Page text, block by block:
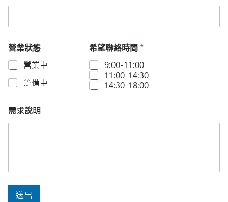
營業狀態
營業中
籌備中
希望聯絡時間 *
9:00-11:00
11:00-14:30
14:30-18:00
需求說明
送出